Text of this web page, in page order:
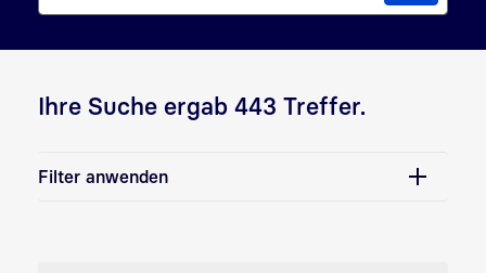
Ihre Suche ergab 443 Treffer.
Filter anwenden